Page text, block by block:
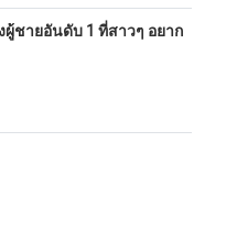
ชายอันดับ 1 ที่สาวๆ อยาก